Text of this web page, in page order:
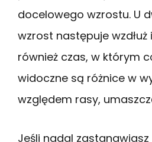
docelowego wzrostu. U
wzrost następuje wzdłuż
również czas, w którym
widoczne są różnice w
względem rasy,
Jeśli nadal zastanawiasz